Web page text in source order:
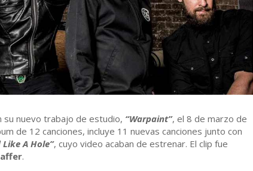
su nuevo trabajo de estudio, “Warpaint”, el 8 de marzo de
de 12 canciones, incluye 11 nuevas canciones junto con
Like A Hole”, cuyo video acaban de estrenar. El clip fue
.